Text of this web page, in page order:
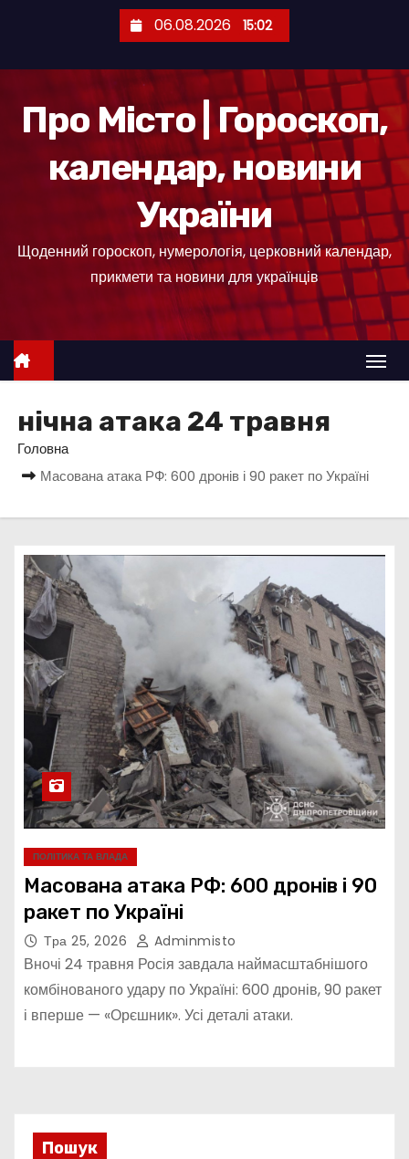
е
06.08.2026 15:02
Про Місто | Гороскоп,
календар, новини
України
Щоденний гороскоп, нумерологія, церковний календар,
прикмети та новини для українців
нічна атака 24 травня
Головна
Масована атака РФ: 600 дронів і 90 ракет по Україні
ПОЛІТИКА ТА ВЛАДА
Масована атака РФ: 600 дронів і 90
ракет по Україні
Тра 25, 2026 Adminmisto
Вночі 24 травня Росія завдала наймасштабнішого
комбінованого удару по Україні: 600 дронів, 90 ракет
і вперше — «Орєшник». Усі деталі атаки.
Пошук